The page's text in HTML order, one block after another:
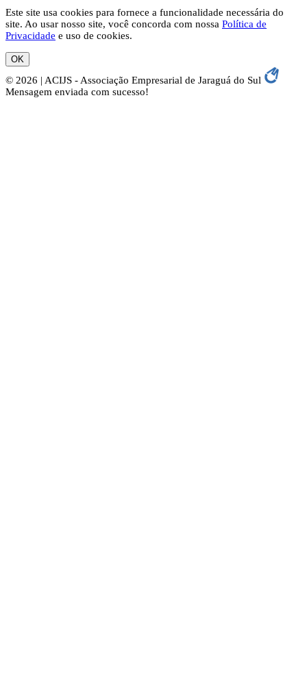
Este site usa cookies para fornece a funcionalidade necessária do
site. Ao usar nosso site, você concorda com nossa Política de
Privacidade e uso de cookies.
OK
© 2026 | ACIJS - Associação Empresarial de Jaraguá do Sul
Mensagem enviada com sucesso!